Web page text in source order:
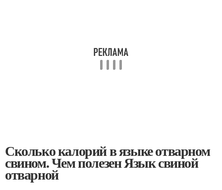
Сколько калорий в языке отварном
свином. Чем полезен Язык свиной
отварной